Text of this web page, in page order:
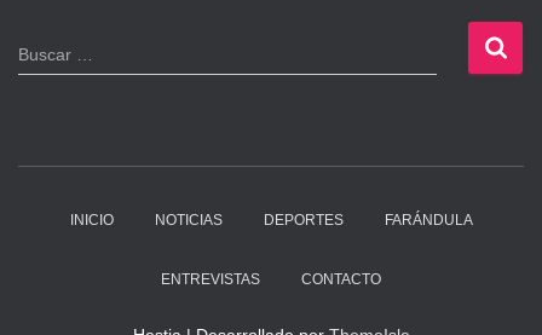
B
u
Buscar …
INICIO NOTICIAS DEPORTES FARÁNDULA
ENTREVISTAS CONTACTO